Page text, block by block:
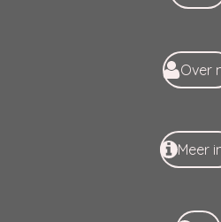
Over
Meer